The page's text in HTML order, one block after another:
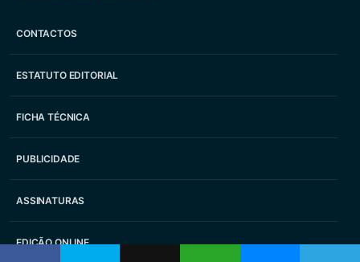
CONTACTOS
ESTATUTO EDITORIAL
FICHA TÉCNICA
PUBLICIDADE
ASSINATURAS
EDIÇÃO ONLINE